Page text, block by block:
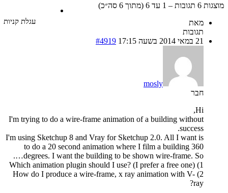
עגלת קניות
6 (מתוך 6 סה״כ)
מאת
תגובות
21 במאי 2014 בשעה 17:15
#4919
mosly
I'm trying to do a wire-frame animation of a building without
success.
I'm using Sketchup 8 and Vray for Sketchup 2.0. All I want is
to do a 20 second animation where I film a building 360
degrees. I want the building to be shown wire-frame. So….
2) How do I produce a wire-frame, x ray animation with V-